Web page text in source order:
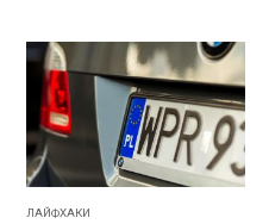
ЛАЙФХАКИ